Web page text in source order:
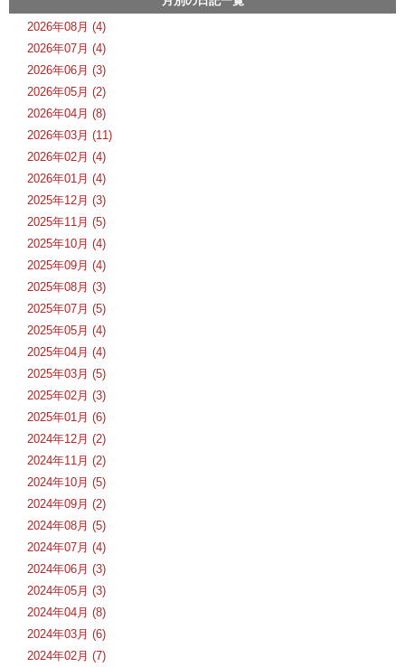
2026年08月 (4)
2026年07月 (4)
2026年06月 (3)
2026年05月 (2)
2026年04月 (8)
2026年03月 (11)
2026年02月 (4)
2026年01月 (4)
2025年12月 (3)
2025年11月 (5)
2025年10月 (4)
2025年09月 (4)
2025年08月 (3)
2025年07月 (5)
2025年05月 (4)
2025年04月 (4)
2025年03月 (5)
2025年02月 (3)
2025年01月 (6)
2024年12月 (2)
2024年11月 (2)
2024年10月 (5)
2024年09月 (2)
2024年08月 (5)
2024年07月 (4)
2024年06月 (3)
2024年05月 (3)
2024年04月 (8)
2024年03月 (6)
2024年02月 (7)